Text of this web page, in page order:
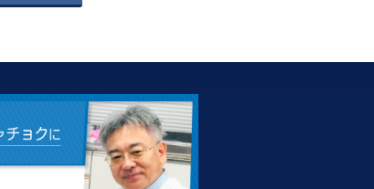
2022年11月
2022年10月
2022年9月
2022年7月